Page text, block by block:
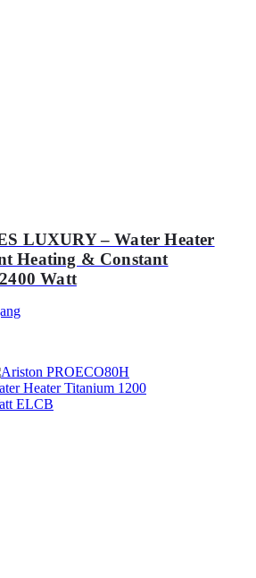
LUXURY – Water Heater
Heating & Constant
Watt